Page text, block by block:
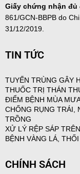
Giấy chứng nhận
861/GCN-BBPB do
31/12/2019.
TIN TỨC
TUYẾN TRÙNG GÂY
THUỐC TRỊ THÁN
ĐIỂM BỆNH MÙA
CHỐNG RỤNG
TRỒNG
XỬ LÝ RỆP SÁP
BỆNH VÀNG LÁ,
CHÍNH SÁCH